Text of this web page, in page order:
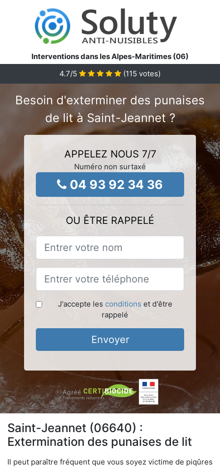
Interventions dans les Alpes-Maritimes (06)
4.7/5 (115 votes)
Besoin d'exterminer des punaises
de lit à Saint-Jeannet ?
APPELEZ NOUS 7/7
Numéro non surtaxé
04 93 92 34 36
OU ÊTRE RAPPELÉ
J'accepte les conditions et d'être
rappelé
Envoyer
Saint-Jeannet (06640) :
Extermination des punaises de lit
Il peut paraître fréquent que vous soyez victime de piqûres